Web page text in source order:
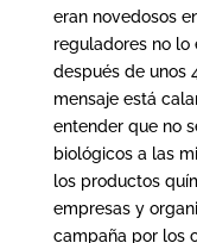
eran novedosos
reguladores no lo
después de unos
mensaje está
entender que no
biológicos a las
los productos
empresas y
campaña por los